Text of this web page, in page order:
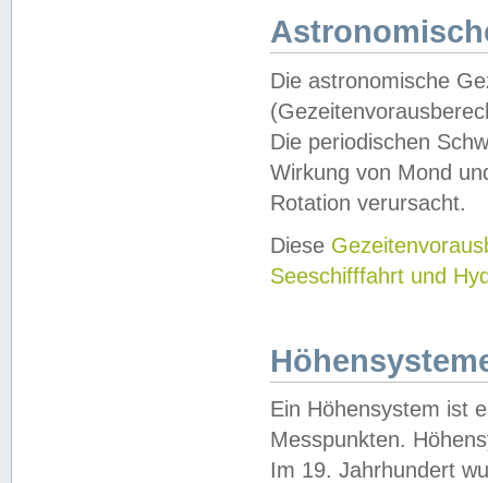
Die astronomische
Die periodischen
Wirkung von Mond
Rotation verursacht.
Diese
Seeschifffahrt und
Ein Höhensystem ist
Messpunkten.
Im 19. Jahrhundert